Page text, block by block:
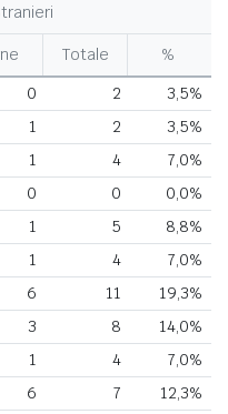
Totale
%
0 2
3,5%
1 2
3,5%
1 4
7,0%
0 0
0,0%
1 5
8,8%
1 4
7,0%
6 11
19,3%
3 8
14,0%
1 4
7,0%
6 7
12,3%